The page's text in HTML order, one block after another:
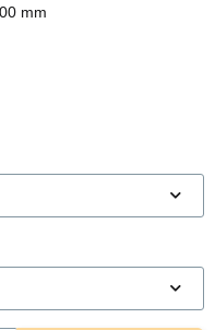
mm